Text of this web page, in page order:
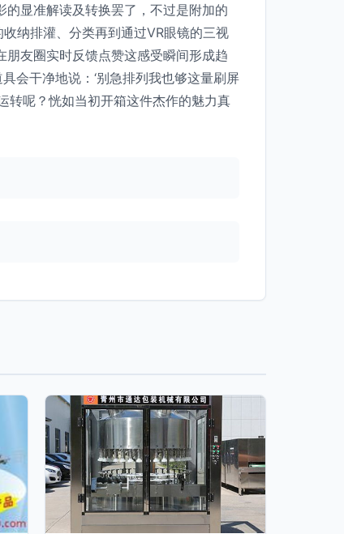
显准解读及转换罢了，不过是附加的
纳排灌、分类再到通过VR眼镜的三视
友圈实时反馈点赞这感受瞬间形成趋
会干净地说：‘别急排列我也够这量刷屏
转呢？恍如当初开箱这件杰作的魅力真